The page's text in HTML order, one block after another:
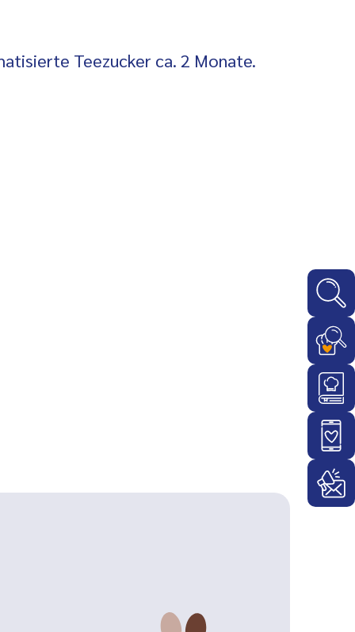
Teezucker ca. 2 Monate.